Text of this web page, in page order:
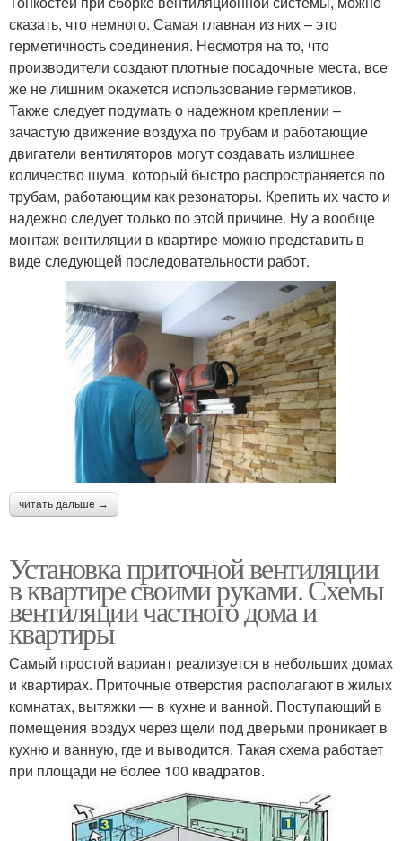
сказать, что немного. Самая главная из них – это
герметичность соединения. Несмотря на то, что
производители создают плотные посадочные места, все
же не лишним окажется использование герметиков.
Также следует подумать о надежном креплении –
зачастую движение воздуха по трубам и работающие
двигатели вентиляторов могут создавать излишнее
количество шума, который быстро распространяется по
трубам, работающим как резонаторы. Крепить их часто и
надежно следует только по этой причине. Ну а вообще
монтаж вентиляции в квартире можно представить в
виде следующей последовательности работ.
читать дальше →
Установка приточной вентиляции
в квартире своими руками. Схемы
вентиляции частного дома и
квартиры
Самый простой вариант реализуется в небольших домах
и квартирах. Приточные отверстия располагают в жилых
комнатах, вытяжки — в кухне и ванной. Поступающий в
помещения воздух через щели под дверьми проникает в
кухню и ванную, где и выводится. Такая схема работает
при площади не более 100 квадратов.